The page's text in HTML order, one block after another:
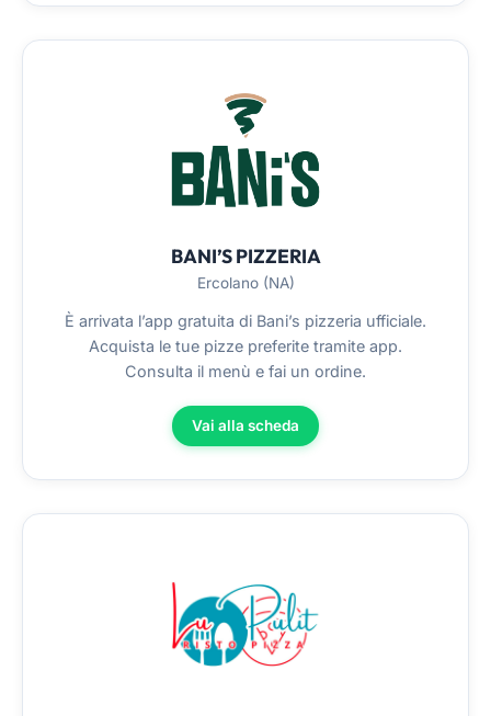
BANI’S PIZZERIA
Ercolano (NA)
È arrivata l’app gratuita di Bani’s pizzeria ufficiale.
Acquista le tue pizze preferite tramite app.
Consulta il menù e fai un ordine.
Vai alla scheda